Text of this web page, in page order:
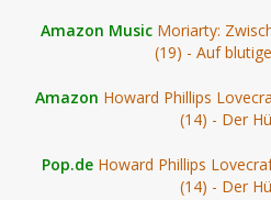
Amazon Music Moriarty:
(19) - Auf
Amazon Howard Phillips
(14) - Der
Pop.de Howard Phillips
(14) - Der